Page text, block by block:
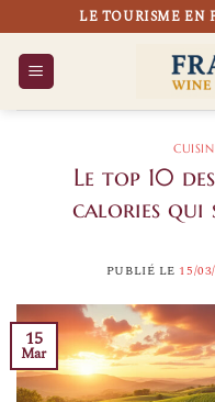
au
contenu
LE TOURISME EN
Le top 10
calories qui
PUBLIÉ LE 15/
15
Mar